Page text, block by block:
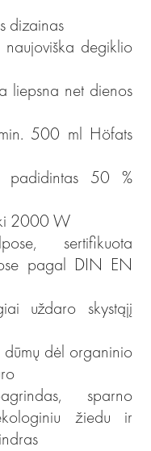
dizainas
naujoviška degiklio
liepsna net dienos
500 ml Höfats
padidintas 50 %
2000 W
sertifikuota
pagal DIN EN
uždaro skystąjį
dėl organinio
sparno
žiedu ir